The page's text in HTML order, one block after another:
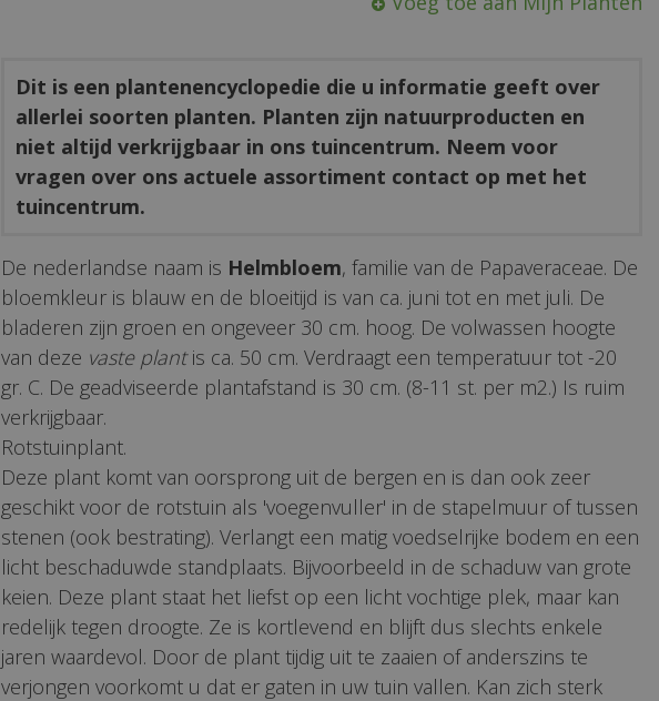
Dit is een plantenencyclopedie die u informatie geeft over
allerlei soorten planten. Planten zijn natuurproducten en
niet altijd verkrijgbaar in ons tuincentrum. Neem voor
vragen over ons actuele assortiment contact op met het
tuincentrum.
De nederlandse naam is Helmbloem, familie van de Papaveraceae. De
bloemkleur is blauw en de bloeitijd is van ca. juni tot en met juli. De
bladeren zijn groen en ongeveer 30 cm. hoog. De volwassen hoogte
van deze vaste plantis ca. 50 cm. Verdraagt een temperatuur tot -20
gr. C. De geadviseerde plantafstand is 30 cm. (8-11 st. per m2.) Is ruim
verkrijgbaar.
Rotstuinplant.
Deze plant komt van oorsprong uit de bergen en is dan ook zeer
geschikt voor de rotstuin als 'voegenvuller' in de stapelmuur of tussen
stenen (ook bestrating). Verlangt een matig voedselrijke bodem en een
licht beschaduwde standplaats. Bijvoorbeeld in de schaduw van grote
keien. Deze plant staat het liefst op een licht vochtige plek, maar kan
redelijk tegen droogte. Ze is kortlevend en blijft dus slechts enkele
jaren waardevol. Door de plant tijdig uit te zaaien of anderszins te
verjongen voorkomt u dat er gaten in uw tuin vallen. Kan zich sterk